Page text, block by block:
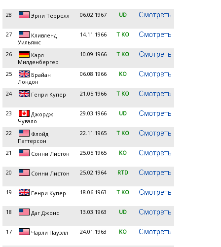
28 Эрни Террелл 06.02.1967 UD
27
Кливленд
Уильямс
14.11.1966 T KO
26
Карл
Милденбергер
10.09.1966 T KO
25
Брайан
Лондон
06.08.1966 KO
24 Генри Купер 21.05.1966 T KO
23
Джордж
Чувало
29.03.1966 UD
22
Флойд
Паттерсон
22.11.1965 T KO
21 Сонни Листон 25.05.1965 KO
20 Сонни Листон 25.02.1964 RTD
19 Генри Купер 18.06.1963 T KO
18 Даг Джонс 13.03.1963 UD
17 Чарли Пауэлл 24.01.1963 KO